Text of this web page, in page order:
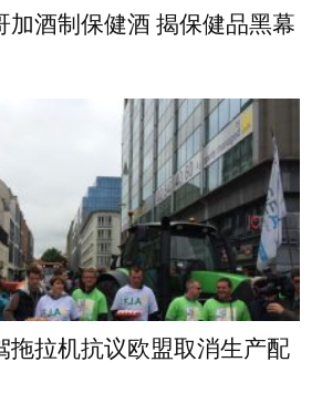
加酒制保健酒 揭保健品黑幕
拖拉机抗议欧盟取消生产配